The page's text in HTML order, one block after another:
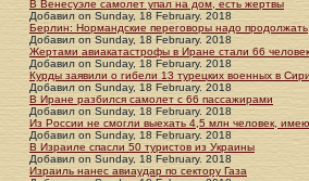
В Венесуэле самолет упал на дом, есть жертвы
Добавил on Sunday, 18 February. 2018
Берлин: Нормандские переговоры надо продолжать
Добавил on Sunday, 18 February. 2018
Жертами авиакатастрофы в Иране стали 66 человек
Добавил on Sunday, 18 February. 2018
Курды заявили о гибели 13 турецких военных в
Добавил on Sunday, 18 February. 2018
В Иране разбился самолет с 66 пассажирами
Добавил on Sunday, 18 February. 2018
Из России не смогли выехать 4,5 млн человек,
Добавил on Sunday, 18 February. 2018
В Израиле спасли 50 туристов из Украины
Добавил on Sunday, 18 February. 2018
Израиль нанес авиаудар по сектору Газа